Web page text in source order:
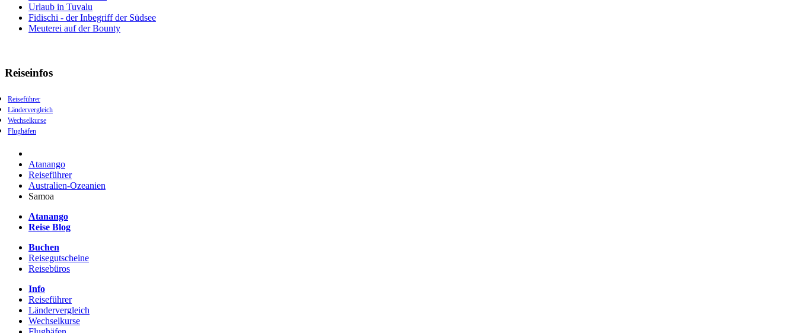
Urlaub in Tuvalu
Fidischi - der Inbegriff der Südsee
Meuterei auf der Bounty
Reiseinfos
Reiseführer
Ländervergleich
Wechselkurse
Flughäfen
Atanango
Reiseführer
Australien-Ozeanien
Samoa
Atanango
Reise Blog
Buchen
Reisegutscheine
Reisebüros
Info
Reiseführer
Ländervergleich
Wechselkurse